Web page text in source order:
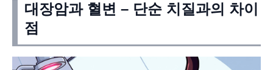
대장암과 혈변 – 단순 치질과의 차이
점